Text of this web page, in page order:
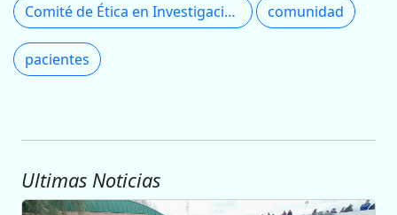
Comité de Ética en Investigación comunidad
pacientes
Ultimas Noticias